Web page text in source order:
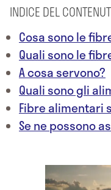
INDICE DEL
Cosa sono le
Quali sono le
A cosa servono?
Quali sono gli
Fibre alimentari
Se ne possono